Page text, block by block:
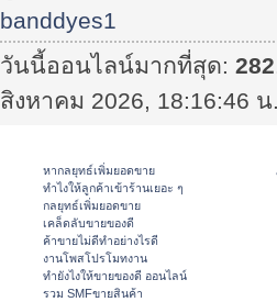
banddyes1
วันนี้ออนไลน์มากที่สุด:282
สิงหาคม 2026, 18:16:46 น
หากลยุทธ์เพิ่มยอดขาย
ทําไงให้ลูกค้าเข้าร้านเยอะ ๆ
กลยุทธ์เพิ่มยอดขาย
เคล็ดลับขายของดี
ค้าขายไม่ดีทำอย่างไรดี
งานโพสโปรโมทงาน
ทํายังไงให้ขายของดี ออนไลน์
รวม SMFขายสินค้า